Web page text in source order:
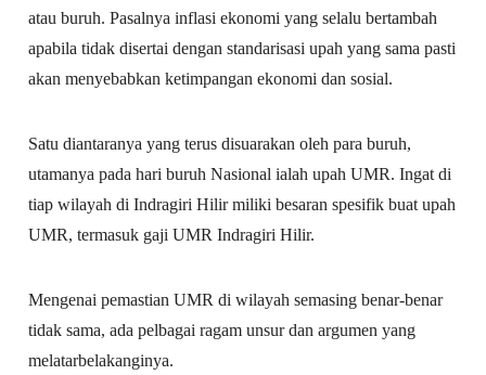
atau buruh. Pasalnya inflasi ekonomi yang selalu bertambah
apabila tidak disertai dengan standarisasi upah yang sama pasti
akan menyebabkan ketimpangan ekonomi dan sosial.
Satu diantaranya yang terus disuarakan oleh para buruh,
utamanya pada hari buruh Nasional ialah upah UMR. Ingat di
tiap wilayah di Indragiri Hilir miliki besaran spesifik buat upah
UMR, termasuk gaji UMR Indragiri Hilir.
Mengenai pemastian UMR di wilayah semasing benar-benar
tidak sama, ada pelbagai ragam unsur dan argumen yang
melatarbelakanginya.